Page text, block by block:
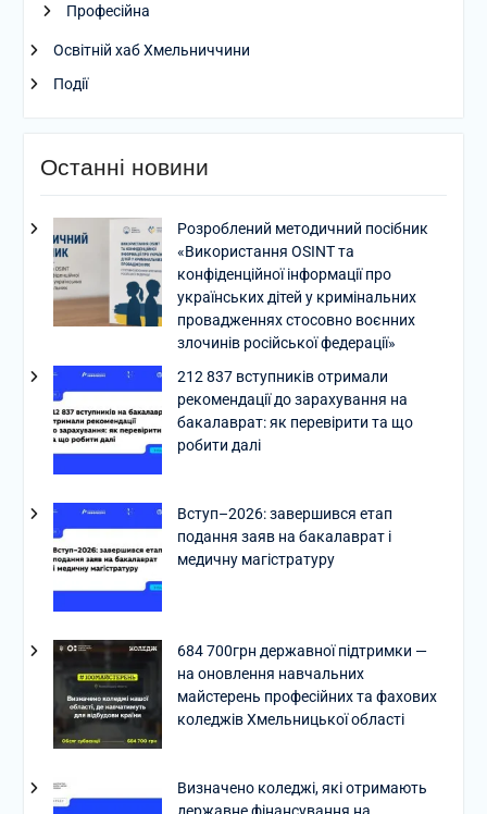
Професійна
Освітній хаб Хмельниччини
Події
Останні новини
Розроблений методичний посібник
«Використання OSINT та
конфіденційної інформації про
українських дітей у кримінальних
провадженнях стосовно воєнних
злочинів російської федерації»
212 837 вступників отримали
рекомендації до зарахування на
бакалаврат: як перевірити та що
робити далі
Вступ–2026: завершився етап
подання заяв на бакалаврат і
медичну магістратуру
684 700грн державної підтримки —
на оновлення навчальних
майстерень професійних та фахових
коледжів Хмельницької області
Визначено коледжі, які отримають